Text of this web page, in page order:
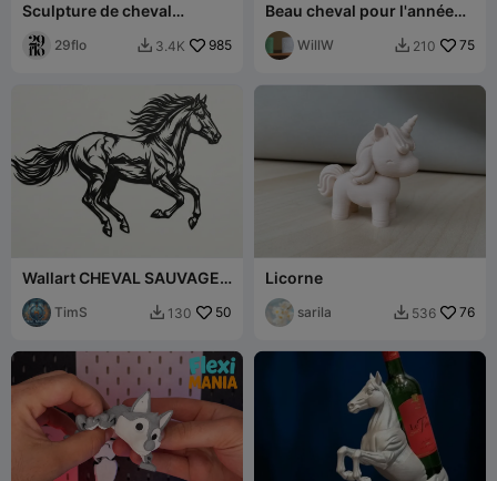
Sculpture de cheval
29flo  3.4K 985
Beau cheval pour l'année
du Cheval
WillW  210 75
Wallart CHEVAL SAUVAGE
avec vaste paysage
TimS  130 50
Licorne
sarila  536 76